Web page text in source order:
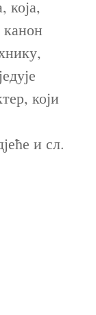
која,
који
и сл.